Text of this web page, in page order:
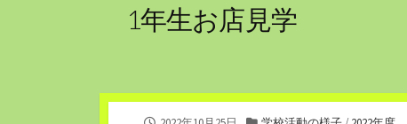
1年生お店見学
公
カ